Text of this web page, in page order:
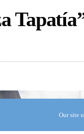
Our site